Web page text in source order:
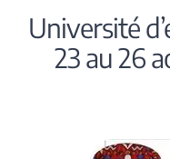
bascule
Accueil
Qui sommes
Intéressés
Université
23 au 26